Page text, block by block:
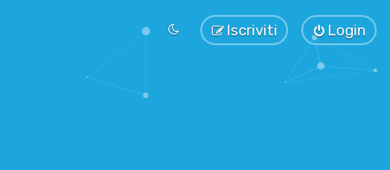
Login
Iscriviti